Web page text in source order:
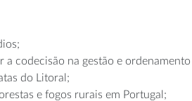
codecisão na gestão e
do Litoral;
e fogos rurais em Portugal;